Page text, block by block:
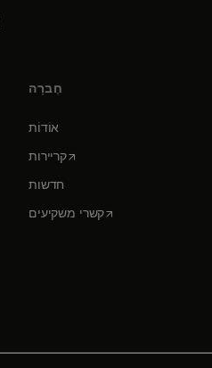
חֶברָה
קריירותopens in a new tab
חדשות
קשרי משקיעיםopens in a new tab